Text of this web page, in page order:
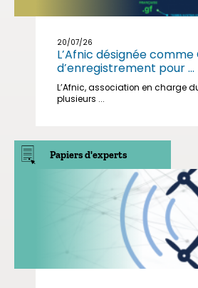
20/07/26
L’Afnic désignée
d’enregistrement pour ...
L’Afnic, association en charge
plusieurs ...
Papiers d'experts